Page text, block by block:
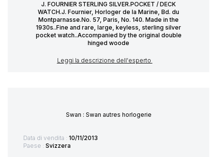
J. FOURNIER STERLING SILVER.POCKET / DECK
WATCH.J. Fournier, Horloger de la Marine, Bd. du
Montparnasse.No. 57, Paris, No. 140. Made in the
1930s..Fine and rare, large, keyless, sterling silver
pocket watch..Accompanied by the original double
hinged woode
Leggi la descrizione dell'esperto
Swan : Swan autres horlogerie
Data di vendita : 10/11/2013
Paese : Svizzera